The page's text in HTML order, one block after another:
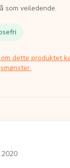
som veiledende.
om dette produktet